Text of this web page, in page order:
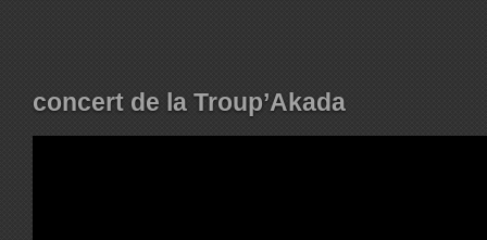
concert de la Troup’Akada